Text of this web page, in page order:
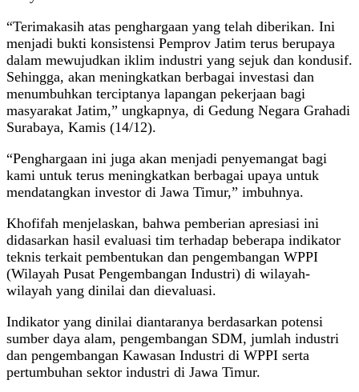
“Terimakasih atas penghargaan yang telah diberikan. Ini
menjadi bukti konsistensi Pemprov Jatim terus berupaya
dalam mewujudkan iklim industri yang sejuk dan kondusif.
Sehingga, akan meningkatkan berbagai investasi dan
menumbuhkan terciptanya lapangan pekerjaan bagi
masyarakat Jatim,” ungkapnya, di Gedung Negara Grahadi
Surabaya, Kamis (14/12).
“Penghargaan ini juga akan menjadi penyemangat bagi
kami untuk terus meningkatkan berbagai upaya untuk
mendatangkan investor di Jawa Timur,” imbuhnya.
Khofifah menjelaskan, bahwa pemberian apresiasi ini
didasarkan hasil evaluasi tim terhadap beberapa indikator
teknis terkait pembentukan dan pengembangan WPPI
(Wilayah Pusat Pengembangan Industri) di wilayah-
wilayah yang dinilai dan dievaluasi.
Indikator yang dinilai diantaranya berdasarkan potensi
sumber daya alam, pengembangan SDM, jumlah industri
dan pengembangan Kawasan Industri di WPPI serta
pertumbuhan sektor industri di Jawa Timur.